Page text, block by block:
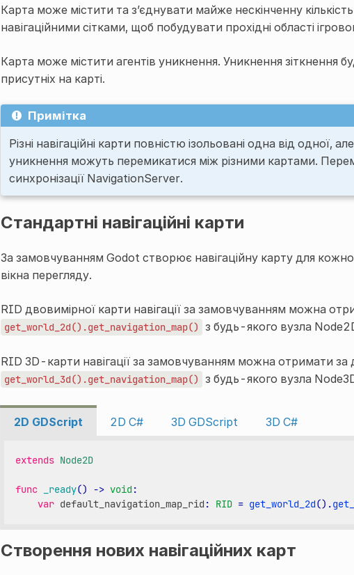
Карта може містити та з’єднувати майже нескінченну
навігаційними сітками, щоб побудувати прохідні області
Карта може містити агентів уникнення. Уникнення зіткнення
присутніх на карті.
Примітка
Різні навігаційні карти повністю ізольовані одна від одної,
уникнення можуть перемикатися між різними картами.
синхронізації NavigationServer.
Стандартні навігаційні карти
За замовчуванням Godot створює навігаційну карту для
вікна перегляду.
RID двовимірної карти навігації за замовчуванням можна
get_world_2d().get_navigation_map() з будь-якого вузла
RID 3D-карти навігації за замовчуванням можна отримати
get_world_3d().get_navigation_map() з будь-якого вузла
2D GDScript 2D C# 3D GDScript 3D C#
extends Node2D
func _ready() -> void:
var default_navigation_map_rid : RID = get_world_2d() .
Створення нових навігаційних карт